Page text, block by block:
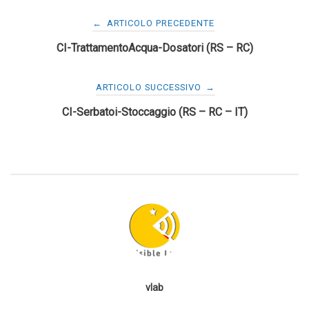
Navigazione
articoli
← ARTICOLO PRECEDENTE
CI-TrattamentoAcqua-Dosatori (RS – RC)
ARTICOLO SUCCESSIVO →
CI-Serbatoi-Stoccaggio (RS – RC – IT)
vlab